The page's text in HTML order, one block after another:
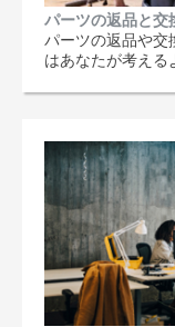
パーツの返品と交
パーツの返品や交
はあなたが考える